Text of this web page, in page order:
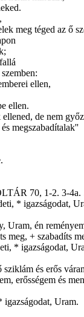
meg téged az ő
ellen,
ellen.
de nem
megszabadítalak''
70, 1-2. 3-4a.
* igazságodat,
Uram, én
meg, + szabadíts
* igazságodat,
sziklám és erős
erősségem és
Uram.